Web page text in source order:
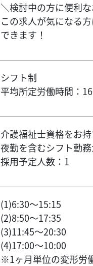
＼検討中の方に便利
この求人が気になる
できます！
シフト制
平均所定労働時間：
介護福祉士資格をお
夜勤を含むシフト勤
採用予定人数：1
(1)6:30～15:15
(2)8:50～17:35
(3)11:45～20:30
(4)17:00～10:00
※1ヶ月単位の変形労